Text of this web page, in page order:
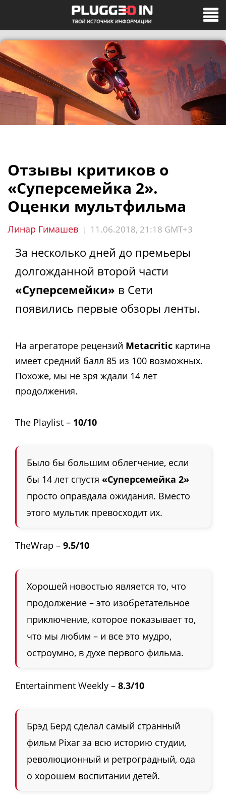
Отзывы критиков о
«Суперсемейка 2».
Оценки мультфильма
Линар Гимашев | 11.06.2018, 21:18 GMT+3
За несколько дней до премьеры
долгожданной второй части
«Суперсемейки» в Сети
появились первые обзоры ленты.
На агрегаторе рецензий Metacritic картина
имеет средний балл 85 из 100 возможных.
Похоже, мы не зря ждали 14 лет
продолжения.
The Playlist – 10/10
Было бы большим облегчение, если
бы 14 лет спустя «Суперсемейка 2»
просто оправдала ожидания. Вместо
этого мультик превосходит их.
TheWrap – 9.5/10
Хорошей новостью является то, что
продолжение – это изобретательное
приключение, которое показывает то,
что мы любим – и все это мудро,
остроумно, в духе первого фильма.
Entertainment Weekly – 8.3/10
Брэд Берд сделал самый странный
фильм Pixar за всю историю студии,
революционный и ретроградный, ода
о хорошем воспитании детей.